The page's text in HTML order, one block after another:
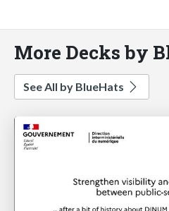
More Decks by
See All by BlueHats